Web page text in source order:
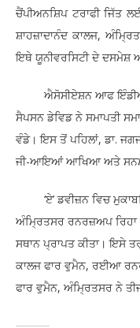
ਚੈਂਪੀਅਨਸ਼ਿਪ ਟਰਾਫੀ ਜਿੱਤ
ਸ਼ਾਹਜ਼ਾਦਾਨੰਦ ਕਾਲਜ,
ਇਥੇ ਯੂਨੀਵਰਸਿਟੀ ਦੇ ਦਸਮੇਸ਼
ਐਸੋਸੀਏਸ਼ਨ ਆਫ ਇੰਡੀਅਨ
ਸੈਪਸਨ ਡੇਵਿਡ ਨੇ ਸਮਾਪਤੀ
ਵੰਡੇ। ਇਸ ਤੋਂ ਪਹਿਲਾਂ, ਡਾ.
ਜੀ-ਆਇਆਂ ਆਖਿਆ ਅਤੇ
‘ਏ’ ਡਵੀਜ਼ਨ ਵਿਚ
ਅੰਮ੍ਰਿਤਸਰ ਰਨਰਜ਼ਅਪ ਰਿਹਾ
ਸਥਾਨ ਪ੍ਰਾਪਤ ਕੀਤਾ। ਇਸੇ
ਕਾਲਜ ਫਾਰ ਵੁਮੈਨ, ਰਈਆ
ਫਾਰ ਵੁਮੈਨ, ਅੰਮ੍ਰਿਤਸਰ ਨੇ